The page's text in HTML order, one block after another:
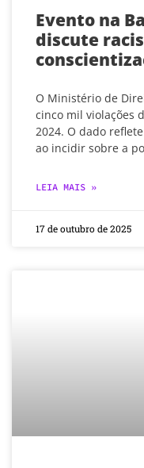
Evento na
discute
O Ministério de
cinco mil violações
2024. O dado
ao incidir sobre a
LEIA MAIS »
17 de outubro de 2025